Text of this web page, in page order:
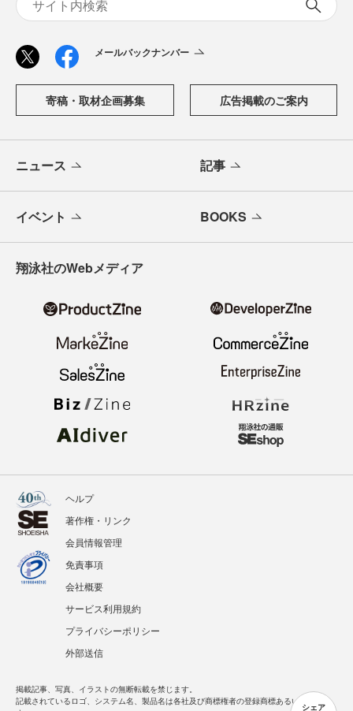
シェア
メールバックナンバー
寄稿・取材企画募集 広告掲載のご案内
ニュース 記事
イベント BOOKS
翔泳社のWebメディア
ヘルプ
著作権・リンク
会員情報管理
免責事項
会社概要
サービス利用規約
プライバシーポリシー
外部送信
掲載記事、写真、イラストの無断転載を禁じます。
記載されているロゴ、システム名、製品名は各社及び商標権者の登録商標あるいは商標で